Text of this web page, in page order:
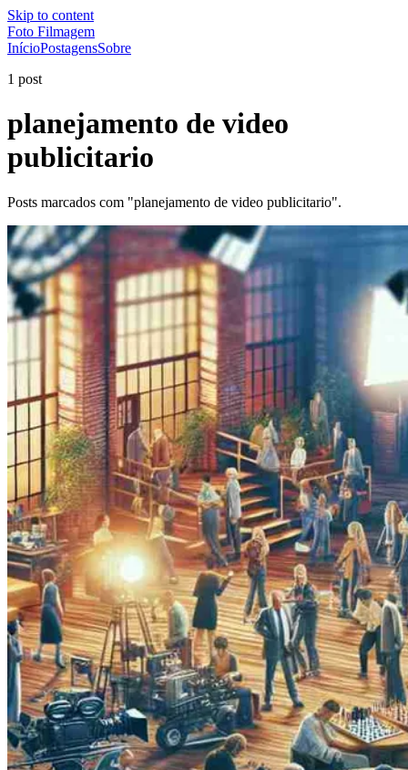
Skip to content
Foto Filmagem
InícioPostagensSobre
1 post
planejamento de video
publicitario
Posts marcados com "planejamento de video publicitario".